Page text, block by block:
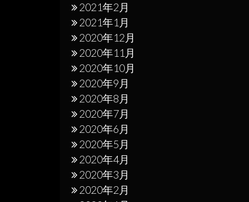
2021年2月
2021年1月
2020年12月
2020年11月
2020年10月
2020年9月
2020年8月
2020年7月
2020年6月
2020年5月
2020年4月
2020年3月
2020年2月